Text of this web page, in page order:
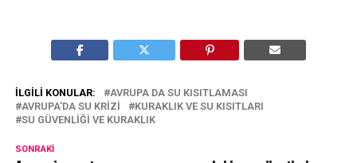
İLGILI KONULAR:
AVRUPA DA SU KISITLAMASI
AVRUPA'DA SU KRIZI
KURAKLIK VE SU KISITLARI
SU GÜVENLIĞI VE KURAKLIK
SONRAKI